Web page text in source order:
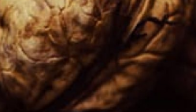
PSICONUTRICIÓ